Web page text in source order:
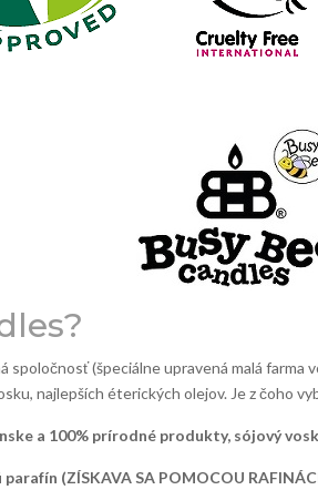
spoločnosť (špeciálne upravená malá farma
najlepších éterických olejov. Je z čoho
a 100% prírodné produkty, sójový
parafín (ZÍSKAVA SA POMOCOU